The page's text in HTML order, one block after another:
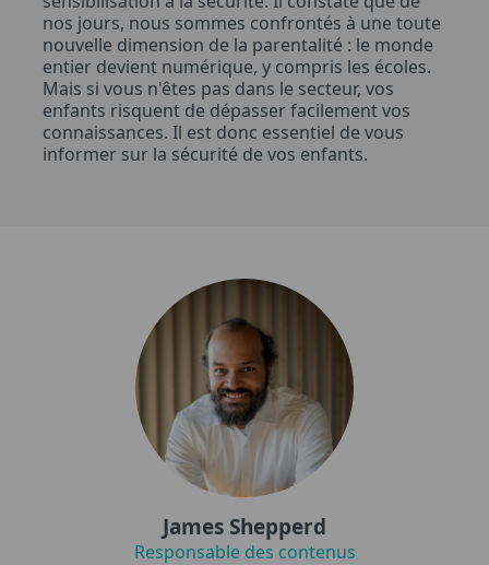
nos jours, nous sommes confrontés à une toute
nouvelle dimension de la parentalité : le monde
entier devient numérique, y compris les écoles.
Mais si vous n'êtes pas dans le secteur, vos
enfants risquent de dépasser facilement vos
connaissances. Il est donc essentiel de vous
informer sur la sécurité de vos enfants.
James Shepperd
Responsable des contenus